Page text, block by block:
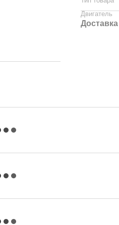
Двигатель
Доставка